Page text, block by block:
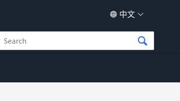
中文